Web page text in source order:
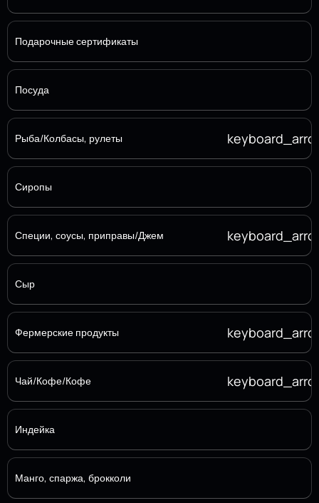
Подарочные сертификаты
Посуда
Рыба/Колбасы, рулеты
Сиропы
Специи, соусы, приправы/Джем
Сыр
Фермерские продукты
Чай/Кофе/Кофе
Индейка
Манго, спаржа, брокколи